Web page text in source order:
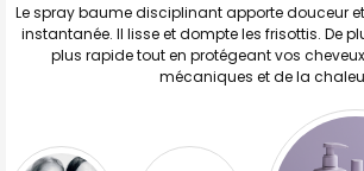
Le spray baume disciplinant apporte douceur
instantanée. Il lisse et dompte les frisottis. De
plus rapide tout en protégeant vos
mécaniques et de la